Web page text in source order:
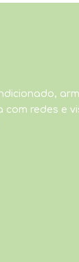
com redes e